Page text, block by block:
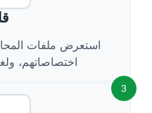
استعرض ملفات
اختصاصاتهم،
3